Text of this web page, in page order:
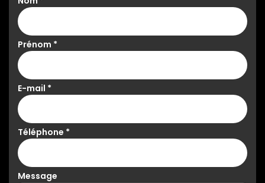
Prénom *
E-mail *
Téléphone *
Message